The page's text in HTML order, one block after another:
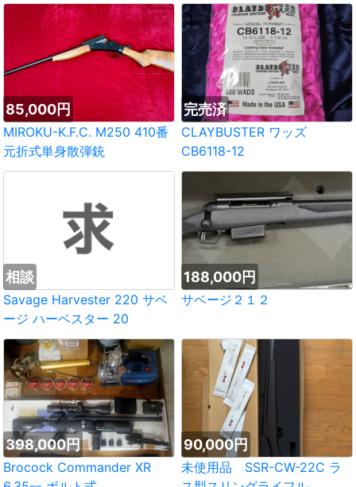
85,000円
MIROKU-K.F.C. M250 410番
元折式単身散弾銃
完売済
CLAYBUSTER ワッズ
CB6118-12
相談
Savage Harvester 220 サベ
ージ ハーベスター 20
188,000円
サベージ２１２
398,000円
Brocock Commander XR
90,000円
未使用品 SSR-CW-22C ラ